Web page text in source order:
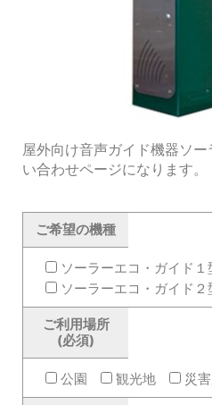
屋外向け音声ガイド機器ソ
い合わせページになります。
ご希望の機種
ソーラーエコ・ガイド１
ソーラーエコ・ガイド２
ご利用場所
(必須)
公園 観光地 災